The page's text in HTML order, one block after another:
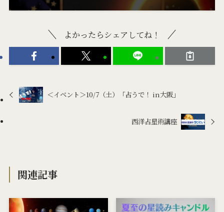
よかったらシェアしてね！
＜イベント＞10/7（土）「占うで！ in大阪」
西洋占星術講座
関連記事